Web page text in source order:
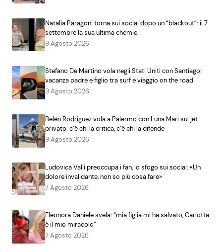
Natalia Paragoni torna sui social dopo un “blackout”: il 7
settembre la sua ultima chemio
9 Agosto 2026
Stefano De Martino vola negli Stati Uniti con Santiago:
vacanza padre e figlio tra surf e viaggio on the road
9 Agosto 2026
Belén Rodriguez vola a Palermo con Luna Marì sul jet
privato: c’è chi la critica, c’è chi la difende
9 Agosto 2026
Ludovica Valli preoccupa i fan, lo sfogo sui social: «Un
dolore invalidante, non so più cosa fare»
7 Agosto 2026
Eleonora Daniele svela: “mia figlia mi ha salvato, Carlotta
è il mio miracolo”
7 Agosto 2026